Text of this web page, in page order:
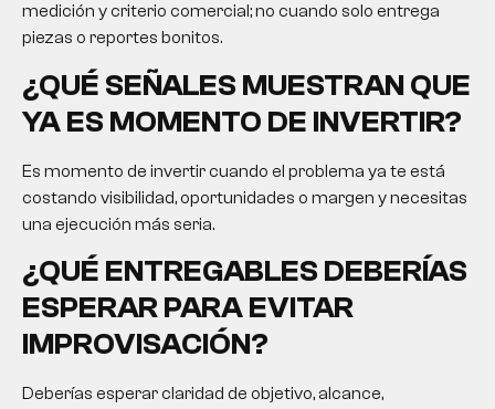
medición y criterio comercial; no cuando solo entrega
piezas o reportes bonitos.
¿QUÉ SEÑALES MUESTRAN QUE
YA ES MOMENTO DE INVERTIR?
Es momento de invertir cuando el problema ya te está
costando visibilidad, oportunidades o margen y necesitas
una ejecución más seria.
¿QUÉ ENTREGABLES DEBERÍAS
ESPERAR PARA EVITAR
IMPROVISACIÓN?
Deberías esperar claridad de objetivo, alcance,